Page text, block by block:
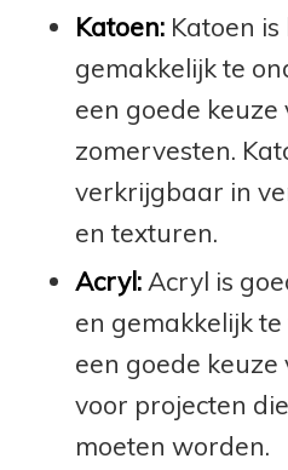
Katoen:Katoen is
gemakkelijk te
een goede keuze
zomervesten.
verkrijgbaar in
en texturen.
Acryl:Acryl is
en gemakkelijk
een goede
voor projecten
moeten worden.